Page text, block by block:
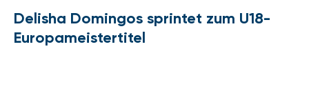
Delisha Domingos sprintet zum U18-
Europameistertitel